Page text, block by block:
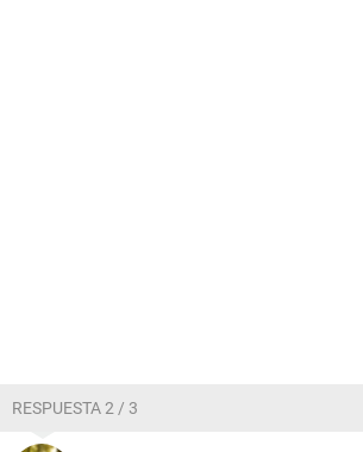
RESPUESTA 2 / 3